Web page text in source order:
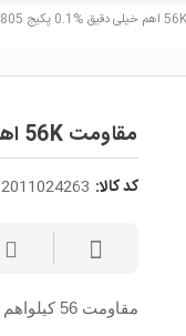
مقاومت 56K اهم خیلی دقیق %0.1 پکیج SMD 0805
کد کالا: 2011024263
مقاومت 56 کیلواهم پکیج 0805 با تلرانس خطای 0.1 درصد